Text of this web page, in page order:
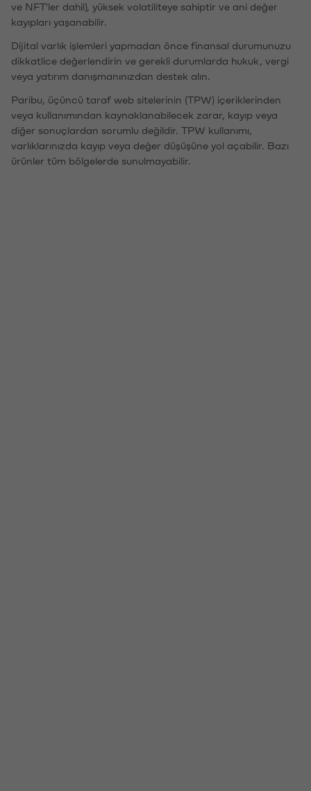
ve NFT'ler dahil), yüksek volatiliteye sahiptir ve ani değer
kayıpları yaşanabilir.
Dijital varlık işlemleri yapmadan önce finansal durumunuzu
dikkatlice değerlendirin ve gerekli durumlarda hukuk, vergi
veya yatırım danışmanınızdan destek alın.
Paribu, üçüncü taraf web sitelerinin (TPW) içeriklerinden
veya kullanımından kaynaklanabilecek zarar, kayıp veya
diğer sonuçlardan sorumlu değildir. TPW kullanımı,
varlıklarınızda kayıp veya değer düşüşüne yol açabilir. Bazı
ürünler tüm bölgelerde sunulmayabilir.